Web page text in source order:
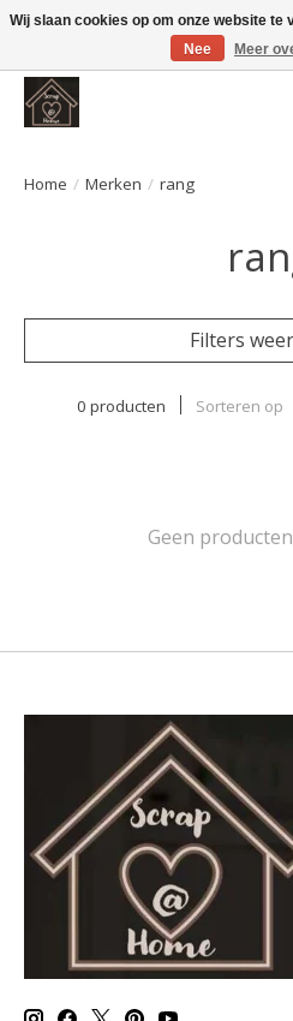
Large selection of products and fast
Home / Merken / rang
Filters
0 producten Sorteren op
Geen
Wij slaan cookies op om onze website te
Nee
Meer